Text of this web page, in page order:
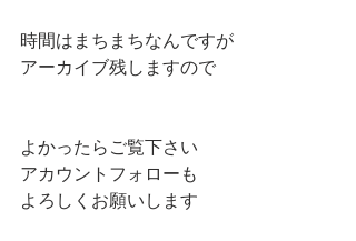
時間はまちまちなんですが
アーカイブ残しますので
よかったらご覧下さい
アカウントフォローも
よろしくお願いします